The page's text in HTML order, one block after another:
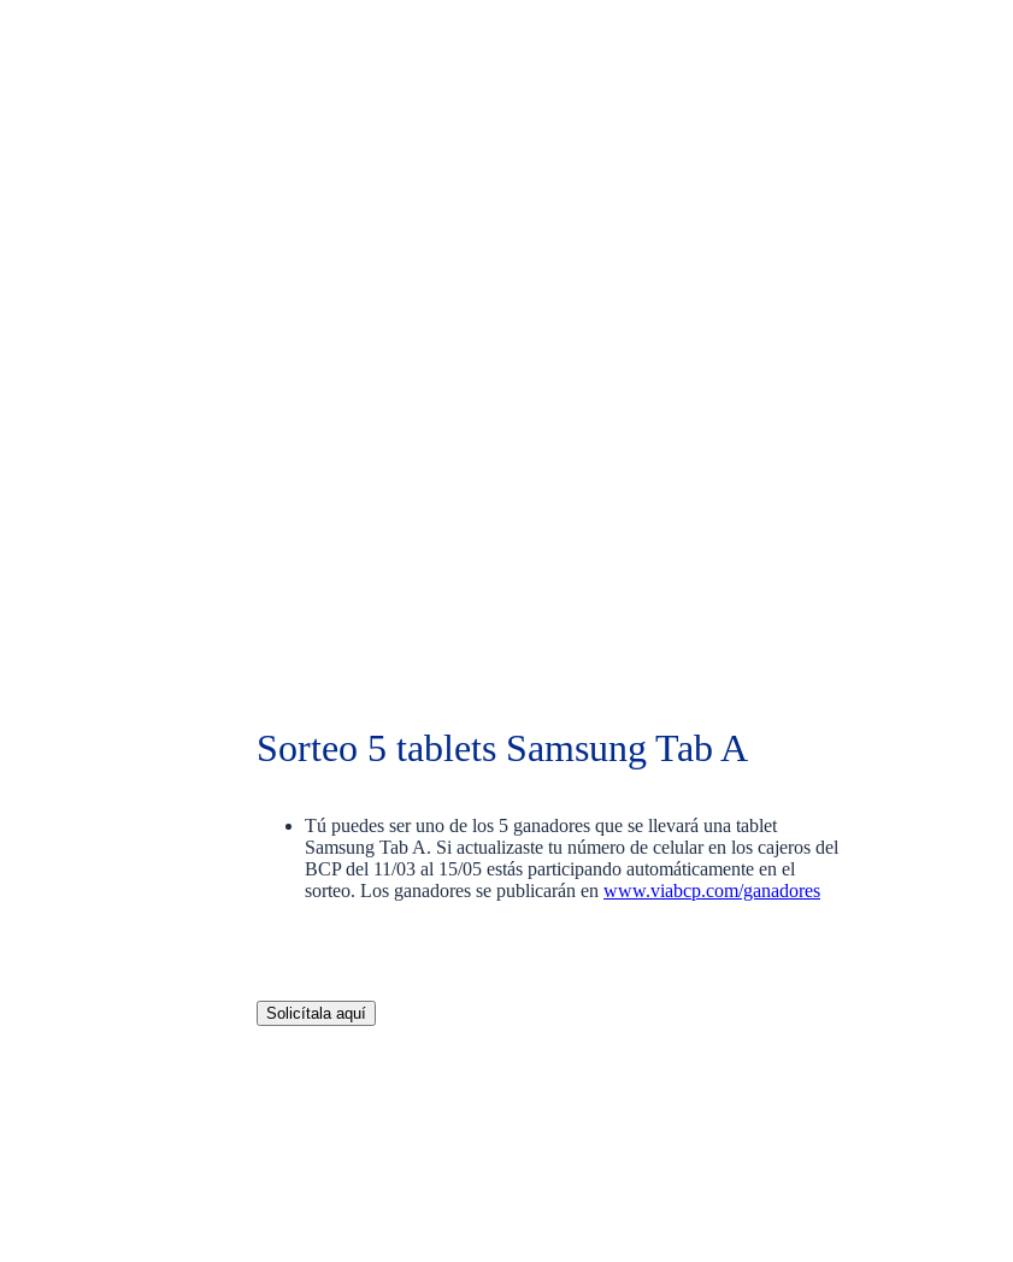
Sorteo 5 tablets Samsung Tab A
Tú puedes ser uno de los 5 ganadores que se llevará una tablet
Samsung Tab A. Si actualizaste tu número de celular en los cajeros del
BCP del 11/03 al 15/05 estás participando automáticamente en el
sorteo. Los ganadores se publicarán en www.viabcp.com/ganadores
Solicítala aquí